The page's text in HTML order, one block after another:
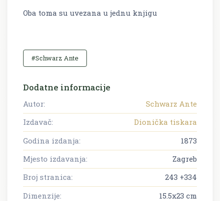
Oba toma su uvezana u jednu knjigu
#Schwarz Ante
Dodatne informacije
Autor:
Schwarz Ante
Izdavač:
Dionička tiskara
Godina izdanja:
1873
Mjesto izdavanja:
Zagreb
Broj stranica:
243 +334
Dimenzije:
15.5x23 cm